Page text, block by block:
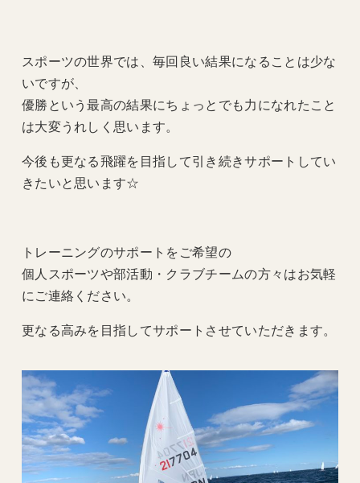
スポーツの世界では、毎回良い結果になることは少な
いですが、
優勝という最高の結果にちょっとでも力になれたこと
は大変うれしく思います。
今後も更なる飛躍を目指して引き続きサポートしてい
きたいと思います☆
トレーニングのサポートをご希望の
個人スポーツや部活動・クラブチームの方々はお気軽
にご連絡ください。
更なる高みを目指してサポートさせていただきます。